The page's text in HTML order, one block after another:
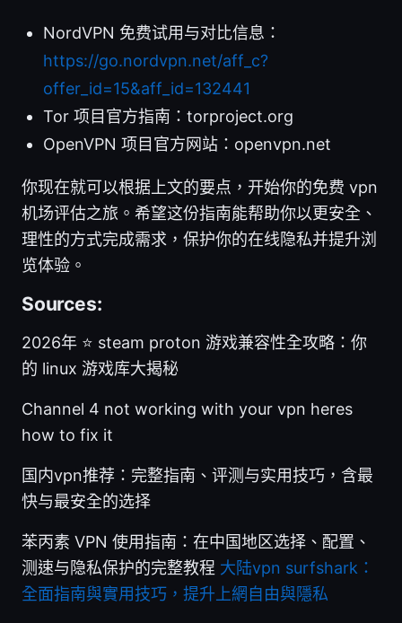
NordVPN 免费试用与对比信息：
https://go.nordvpn.net/aff_c?
offer_id=15&aff_id=132441
Tor 项目官方指南：torproject.org
OpenVPN 项目官方网站：openvpn.net
你现在就可以根据上文的要点，开始你的免费 vpn
机场评估之旅。希望这份指南能帮助你以更安全、
理性的方式完成需求，保护你的在线隐私并提升浏
览体验。
Sources:
2026年 ⭐ steam proton 游戏兼容性全攻略：你
的 linux 游戏库大揭秘
Channel 4 not working with your vpn heres
how to fix it
国内vpn推荐：完整指南、评测与实用技巧，含最
快与最安全的选择
苯丙素 VPN 使用指南：在中国地区选择、配置、
测速与隐私保护的完整教程 大陆vpn surfshark：
全面指南與實用技巧，提升上網自由與隱私